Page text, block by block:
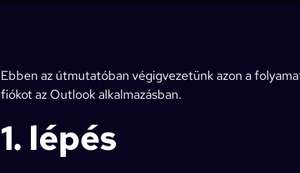
Ebben az útmutatóban végigvezetünk azon a
fiókot az Outlook alkalmazásban.
1. lépés